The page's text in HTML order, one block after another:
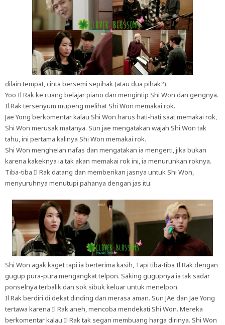
dilain tempat, cinta bersemi sepihak (atau dua pihak?).
Yoo Il Rak ke ruang belajar piano dan mengintip Shi Won dan gengnya.
Il Rak tersenyum mupeng melihat Shi Won memakai rok.
Jae Yong berkomentar kalau Shi Won harus hati-hati saat memakai rok,
Shi Won merusak matanya. Sun jae mengatakan wajah Shi Won tak
tahu, ini pertama kalinya Shi Won memakai rok.
Shi Won menghelan nafas dan mengatakan ia mengerti, jika bukan
karena kakeknya ia tak akan memakai rok ini, ia menurunkan roknya.
Tiba-tiba Il Rak datang dan memberikan jasnya untuk Shi Won,
menyuruhnya menutupi pahanya dengan jas itu.
Shi Won agak kaget tapi ia berterima kasih, Tapi tiba-tiba Il Rak dengan
gugup pura-pura mengangkat telpon. Saking gugupnya ia tak sadar
ponselnya terbalik dan sok sibuk keluar untuk menelpon.
Il Rak berdiri di dekat dinding dan merasa aman. Sun JAe dan Jae Yong
tertawa karena Il Rak aneh, mencoba mendekati Shi Won. Mereka
berkomentar kalau Il Rak tak segan membuang harga dirinya. Shi Won